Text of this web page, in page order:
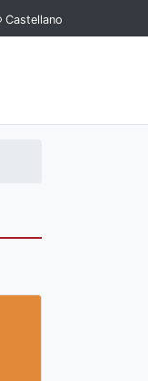
Castellano